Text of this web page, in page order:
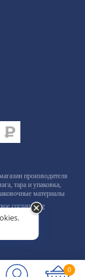
0
производителя
тара и упаковка,
материалы
соглашение